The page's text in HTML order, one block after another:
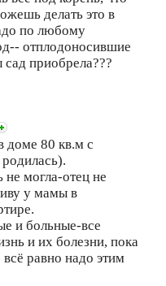
делать это в
по любому
отплодоносившие
приобрела???
доме 80 кв.м с
не могла-отец не
у мамы в
и больные-все
и их болезни, пока
равно надо этим